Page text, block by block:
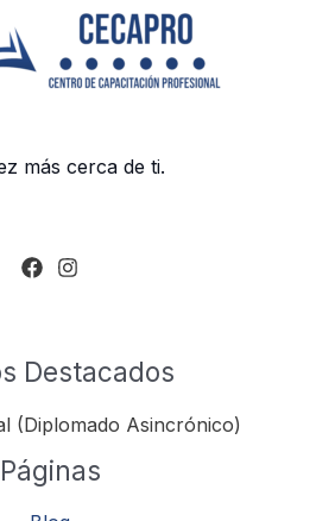
más cerca de ti.
Destacados
(Diplomado Asincrónico)
Páginas